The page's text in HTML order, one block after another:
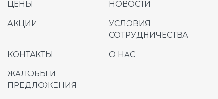
ЦЕНЫ НОВОСТИ
АКЦИИ
УСЛОВИЯ
СОТРУДНИЧЕСТВА
ЖАЛОБЫ И
ПРЕДЛОЖЕНИЯ
КОНТАКТЫ О НАС